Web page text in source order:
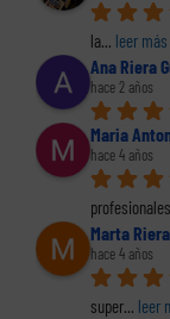
la... leer más
Ana Riera
hace 2 años
Maria
hace 4 años
Marta
hace 4 años
super... leer